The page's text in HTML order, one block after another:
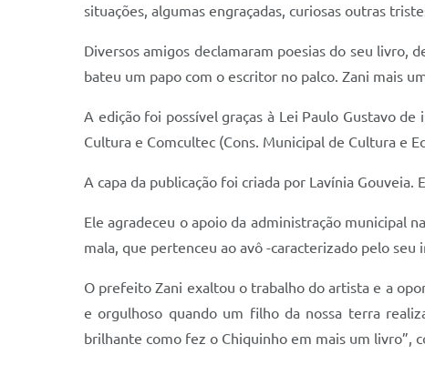
situações, algumas engraçadas, curiosas outras
Diversos amigos declamaram poesias do seu livro,
bateu um papo com o escritor no palco. Zani mais
A edição foi possível graças à Lei Paulo Gustavo
Cultura e Comcultec (Cons. Municipal de Cultura e
A capa da publicação foi criada por Lavínia
Ele agradeceu o apoio da administração municipal
mala, que pertenceu ao avô -caracterizado pelo
O prefeito Zani exaltou o trabalho do artista e a
e orgulhoso quando um filho da nossa terra
brilhante como fez o Chiquinho em mais um livro”,